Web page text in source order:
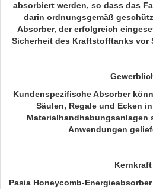
absorbiert werden, so dass das
darin ordnungsgemäß
Absorber, der erfolgreich
Sicherheit des Kraftstofftanks vor
Kundenspezifische Absorber
Säulen, Regale und Ecken
Materialhandhabungsanlagen
Anwendungen
Kernkraft
Pasia Honeycomb-